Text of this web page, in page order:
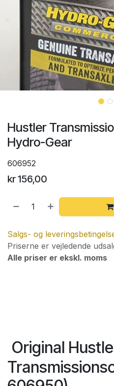
Hustler
Hydro-Gear
606952
kr156,00
Salgs- og
Priserne er vejledende
Alle priser er ekskl. moms
Original